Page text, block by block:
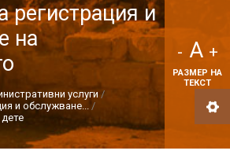
регистрация и
на
услуги
и обслужване...
- A +
РАЗМЕР НА
ТЕКСТ